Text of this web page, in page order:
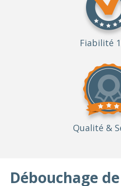
Fiabilité
Qualité &
Débouchage de